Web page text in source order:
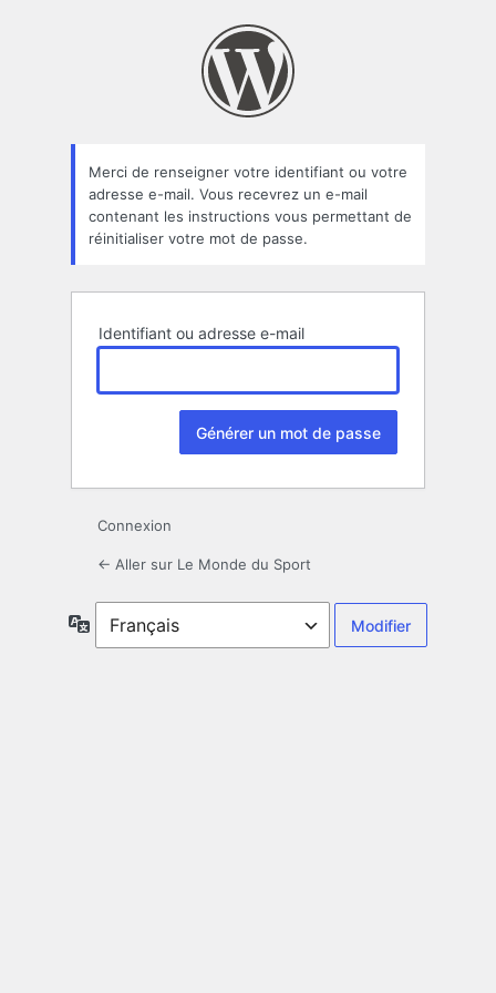
oublié
Merci de renseigner votre identifiant ou votre
adresse e-mail. Vous recevrez un e-mail
contenant les instructions vous permettant de
réinitialiser votre mot de passe.
Identifiant ou adresse e-mail
Connexion
← Aller sur Le Monde du Sport
Langue